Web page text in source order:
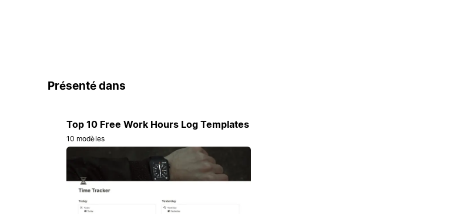
Présenté dans
Top 10 Free Work Hours Log Templates
10 modèles